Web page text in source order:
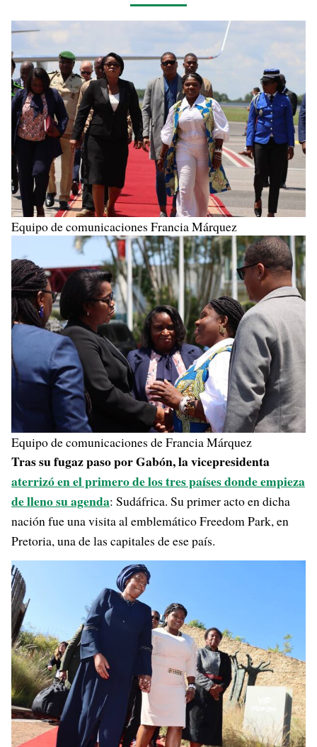
Equipo de comunicaciones Francia Márquez
Equipo de comunicaciones de Francia Márquez
Tras su fugaz paso por Gabón, la vicepresidenta
aterrizó en el primero de los tres países donde empieza
de lleno su agenda: Sudáfrica. Su primer acto en dicha
nación fue una visita al emblemático Freedom Park, en
Pretoria, una de las capitales de ese país.